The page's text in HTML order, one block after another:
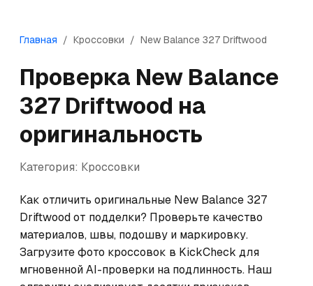
Главная / Кроссовки / New Balance 327 Driftwood
Проверка New Balance
327 Driftwood на
оригинальность
Категория: Кроссовки
Как отличить оригинальные New Balance 327
Driftwood от подделки? Проверьте качество
материалов, швы, подошву и маркировку.
Загрузите фото кроссовок в KickCheck для
мгновенной AI-проверки на подлинность. Наш